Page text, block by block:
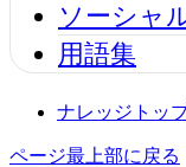
ソーシャ
用語集
ナレッジトッ
ページ最上部に戻る